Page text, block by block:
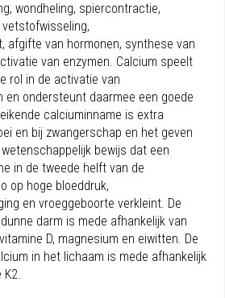
wondheling, spiercontractie,
afgifte van hormonen, synthese van
van enzymen. Calcium speelt
rol in de activatie van
en ondersteunt daarmee een goede
calciuminname is extra
en bij zwangerschap en het geven
bewijs dat een
in de tweede helft van de
op hoge bloeddruk,
en vroeggeboorte verkleint. De
darm is mede afhankelijk van
D, magnesium en eiwitten. De
in het lichaam is mede afhankelijk
K2.